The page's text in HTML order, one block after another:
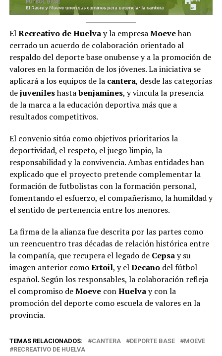
ElRecreativo de Huelvay la empresaMoevehan
cerrado un acuerdo de colaboración orientado al
respaldo del deporte base onubense y a la promoción de
valores en la formación de los jóvenes. La iniciativa se
aplicará a los equipos de la cantera, desde las categorías
dejuvenileshastabenjamines, y vincula la presencia
de la marca a la educación deportiva más que a
resultados competitivos.
El convenio sitúa como objetivos prioritarios la
deportividad, el respeto, el juego limpio, la
responsabilidad y la convivencia. Ambas entidades han
explicado que el proyecto pretende complementar la
formación de futbolistas con la formación personal,
fomentando el esfuerzo, el compañerismo, la humildad y
el sentido de pertenencia entre los menores.
La firma de la alianza fue descrita por las partes como
un reencuentro tras décadas de relación histórica entre
la compañía, que recupera el legado de Cepsay su
imagen anterior comoErtoil, y elDecanodel fútbol
español. Según los responsables, la colaboración refleja
el compromiso deMoeveconHuelvay con la
promoción del deporte como escuela de valores en la
provincia.
TEMAS RELACIONADOS: CANTERA DEPORTE BASE
MOEVE
RECREATIVO DE HUELVA